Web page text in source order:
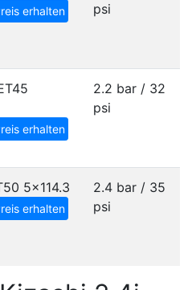
erhalten
psi
erhalten
2.2 bar / 32
psi
5x114.3
erhalten
2.4 bar / 35
psi